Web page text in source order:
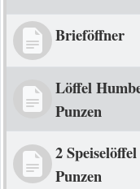
Brieföffner
Löffel
Punzen
2
Punzen